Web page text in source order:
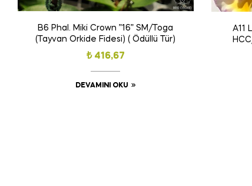
B6 Phal. Miki Crown ”16” SM/Toga
(Tayvan Orkide Fidesi) ( Ödüllü Tür)
₺416,67
DEVAMINI OKU
A11